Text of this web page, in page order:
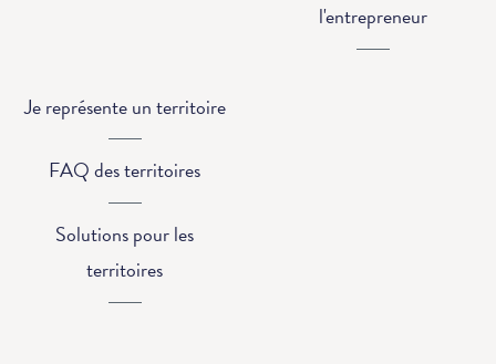
l'entrepreneur
Je représente un territoire
FAQ des territoires
Solutions pour les
territoires